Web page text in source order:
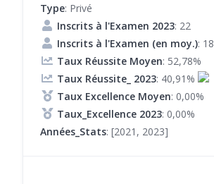
Type: Privé
Inscrits à l'Examen 2023: 22
Inscrits à l'Examen (en moy.):
Taux Réussite Moyen: 52,78%
Taux Réussite_ 2023: 40,91%
Taux Excellence Moyen: 0,00%
Taux_Excellence 2023: 0,00%
Années_Stats: [2021, 2023]